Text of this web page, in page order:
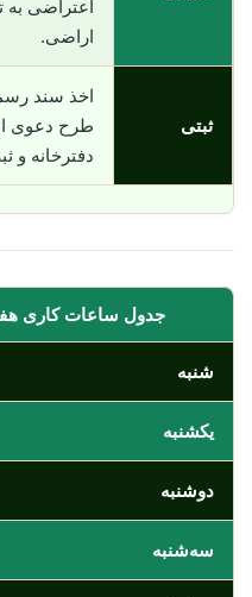
اعتراضی
اراضی.
ثبتی
اخذ سند
طرح دعوی
دفترخانه و
جدول ساعات کاری
شنبه
یکشنبه
دوشنبه
سه‌شنبه